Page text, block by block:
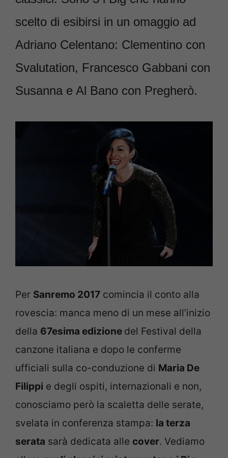
scelto di esibirsi in un omaggio ad
Adriano Celentano: Clementino con
Svalutation, Francesco Gabbani con
Susanna e Al Bano con Pregherò.
Per Sanremo 2017 comincia il conto alla
rovescia: manca meno di un mese all’inizio
della 67esima edizione del Festival della
canzone italiana e dopo le conferme
ufficiali sulla co-conduzione di Maria De
Filippi e degli ospiti, internazionali e non,
conosciamo però la scaletta delle serate,
svelata in conferenza stampa: la terza
serata sarà dedicata alle cover. Vediamo